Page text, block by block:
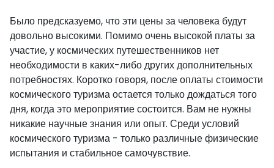
Было предсказуемо, что эти цены за человека будут
довольно высокими. Помимо очень высокой платы за
участие, у космических путешественников нет
необходимости в каких-либо других дополнительных
потребностях. Коротко говоря, после оплаты стоимости
космического туризма остается только дождаться того
дня, когда это мероприятие состоится. Вам не нужны
никакие научные знания или опыт. Среди условий
космического туризма - только различные физические
испытания и стабильное самочувствие.